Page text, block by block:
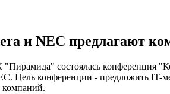
и NEC предлагают
"Пирамида" состоялась конференция
Цель конференции - предложить IT-
компаний.